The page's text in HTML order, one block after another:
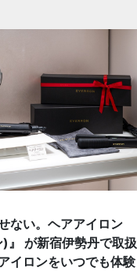
ない。ヘアアイロン
)』 が新宿伊勢丹で取扱
イロンをいつでも体験